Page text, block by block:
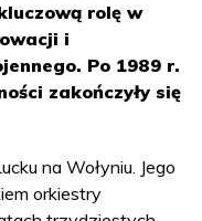
rolę w
i
Po 1989 r.
zakończyły się
na Wołyniu. Jego
orkiestry